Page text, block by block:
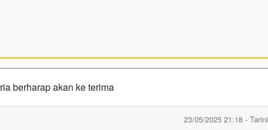
berharap akan ke terima
23/05/2025 21:18 - Tarini